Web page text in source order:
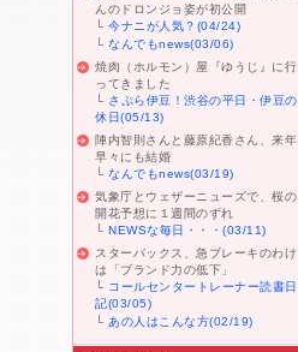
んのドロンジョ姿が初公開
└今ナニが人気？(04/24)
└なんでもnews(03/06)
焼肉（ホルモン）屋『ゆうじ』に行
ってきました
└ さぷら伊豆！渋谷の平日・伊豆の
休日(05/13)
陣内智則さんと藤原紀香さん、来年
早々にも結婚
└なんでもnews(03/19)
気象庁とウェザーニューズで、桜の
開花予想に１週間のずれ
└NEWSな毎日・・・(03/11)
スターバックス、急ブレーキのわけ
は「ブランド力の低下」
└ コールセンタートレーナー読書日
記(03/05)
└ あの人はこんな方(02/19)